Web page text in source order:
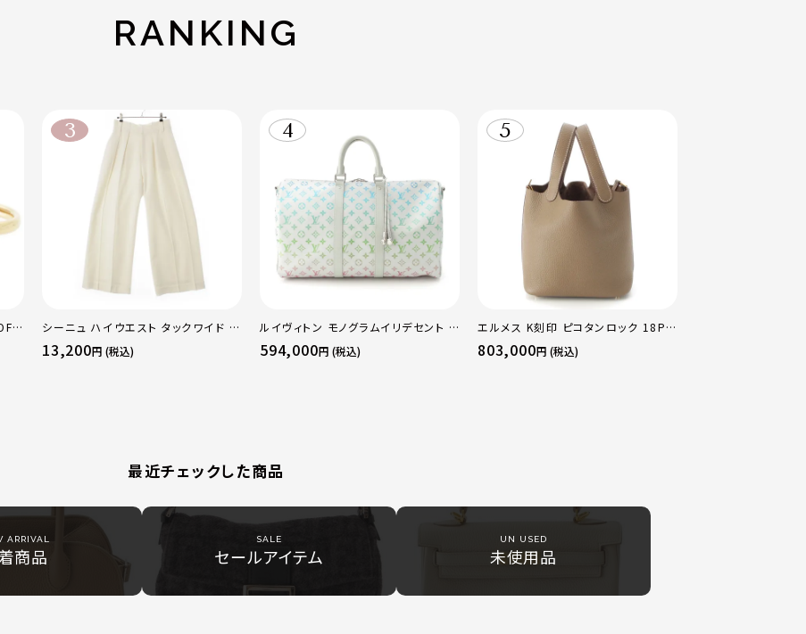
RANKING
シーニュ ハイウエスト タックワイド パ
ンツ ボトムス オフホワイト 0
13,200円 (税込)
ルイヴィトン モノグラムイリデセント キ
ーポルバンドリエール45 ボストンバッ
グ M13915 マルチカラー
594,000円 (税込)
エルメス K刻印 ピコタンロック 18PM
トリヨン ハンドバッグ ゴールド金具 エ
トゥープ
803,000円 (税込)
最近チェックした商品
ARRIVAL
商品
SALE
セールアイテム
UN USED
未使用品